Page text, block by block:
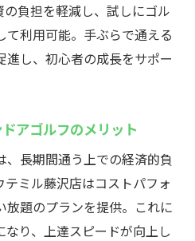
料貸出クラブで練習スタ
ける練習通い放題のメリ
べる自由なゴルフ環境
ドアゴルフスクール情報
ドアゴルフスクール選び
負担を軽減し、試しにゴル
て利用可能。手ぶらで通える
し、初心者の成長をサポー
アゴルフのメリット
長期間通う上での経済的負
ミル藤沢店はコストパフォ
放題のプランを提供。これに
り、上達スピードが向上し